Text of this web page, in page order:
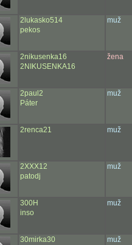
2lukasko514
pekos
muž
2nikusenka16
2NIKUSENKA16
žena
2paul2
Páter
muž
2renca21 muž
2XXX12
patodj
muž
300H
inso
muž
30mirka30 muž